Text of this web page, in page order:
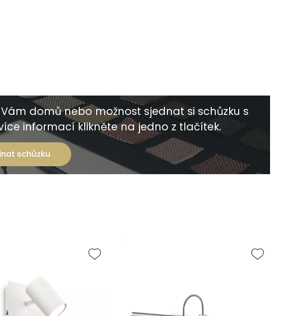
domů nebo možnost sjednat si schůzku s
informací klikněte na jedno z tlačítek.
schůzku